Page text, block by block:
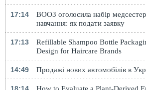
17:14
ВООЗ оголосила набір
навчання: як подати заявку
17:13
Refillable Shampoo Bottle
Design for Haircare Brands
14:49 Продажі нових автомобілів в
18:14
How to Evaluate a Plant-Derived